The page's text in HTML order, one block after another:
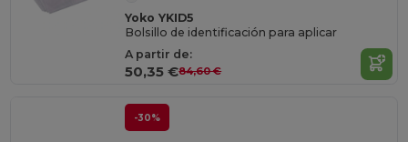
Yoko YKID5
Bolsillo de identificación para aplicar
A partir de:
50,35 €84,60 €
-30%